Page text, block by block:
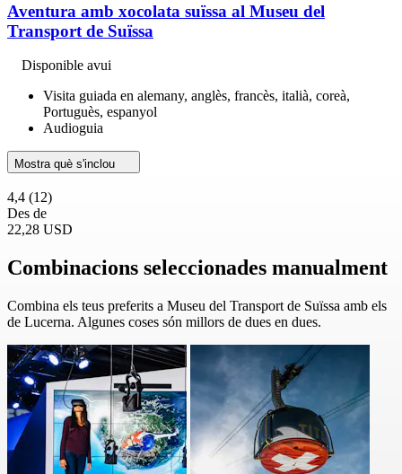
Aventura amb xocolata suïssa al Museu del
Transport de Suïssa
Disponible avui
Visita guiada en alemany, anglès, francès, italià, coreà,
Portuguès, espanyol
Audioguia
Mostra què s'inclou
4,4 (12)
Des de
22,28 USD
Combinacions seleccionades manualment
Combina els teus preferits a Museu del Transport de Suïssa amb els
de Lucerna. Algunes coses són millors de dues en dues.